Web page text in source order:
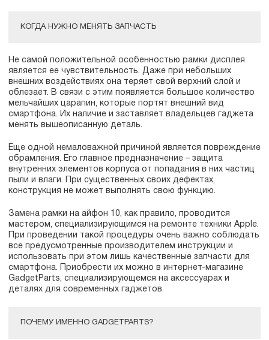
КОГДА НУЖНО МЕНЯТЬ ЗАПЧАСТЬ
Не самой положительной особенностью рамки дисплея
является ее чувствительность. Даже при небольших
внешних воздействиях она теряет свой верхний слой и
облезает. В связи с этим появляется большое количество
мельчайших царапин, которые портят внешний вид
смартфона. Их наличие и заставляет владельцев гаджета
менять вышеописанную деталь.
Еще одной немаловажной причиной является повреждение
обрамления. Его главное предназначение – защита
внутренних элементов корпуса от попадания в них частиц
пыли и влаги. При существенных своих дефектах,
конструкция не может выполнять свою функцию.
Замена рамки на айфон 10, как правило, проводится
мастером, специализирующимся на ремонте техники Apple.
При проведении такой процедуры очень важно соблюдать
все предусмотренные производителем инструкции и
использовать при этом лишь качественные запчасти для
смартфона. Приобрести их можно в интернет-магазине
GadgetParts, специализирующемся на аксессуарах и
деталях для современных гаджетов.
ПОЧЕМУ ИМЕННО GADGETPARTS?